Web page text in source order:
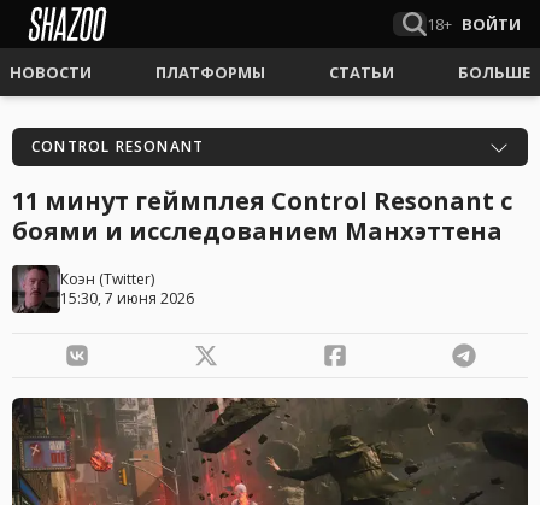
18+ ВОЙТИ
НОВОСТИ ПЛАТФОРМЫ СТАТЬИ БОЛЬШЕ
CONTROL RESONANT
11 минут геймплея Control Resonant с
боями и исследованием Манхэттена
Коэн (Twitter)
15:30, 7 июня 2026